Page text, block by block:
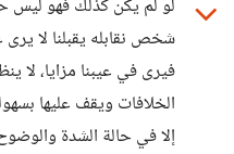
لو لم يكن كذلك فهو ليس
شخص نقابله يقبلنا لا
فيرى في عيبنا مزايا، لا
الخلافات ويقف عليها
إلا في حالة الشدة